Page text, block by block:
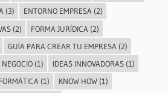
(3) ENTORNO EMPRESA(2)
(2) FORMA JURÍDICA (2)
GUÍA PARA CREAR TU EMPRESA (2)
NEGOCIO(1) IDEAS INNOVADORAS(1)
(1) KNOW HOW(1)